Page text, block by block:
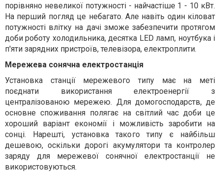
порівняно невеликої потужності - найчастіше 1 - 10 кВт.
На перший погляд це небагато. Але навіть один кіловат
потужності влітку на дачі зможе забезпечити протягом
доби роботу холодильника, десятка LED ламп, ноутбука і
п'яти зарядних пристроїв, телевізора, електроплити.
Мережева сонячна електростанція
Установка станції мережевого типу має на меті
поєднати використання електроенергії з
централізованою мережею. Для домогосподарств, де
основне споживання полягає на світлий час доби це
хороший варіант економії і можливість заробити на
сонці. Нарешті, установка такого типу є найбільш
дешевою, оскільки дорогі акумулятори та контролер
заряду для мережевої сонячної електростанції не
використовуються.